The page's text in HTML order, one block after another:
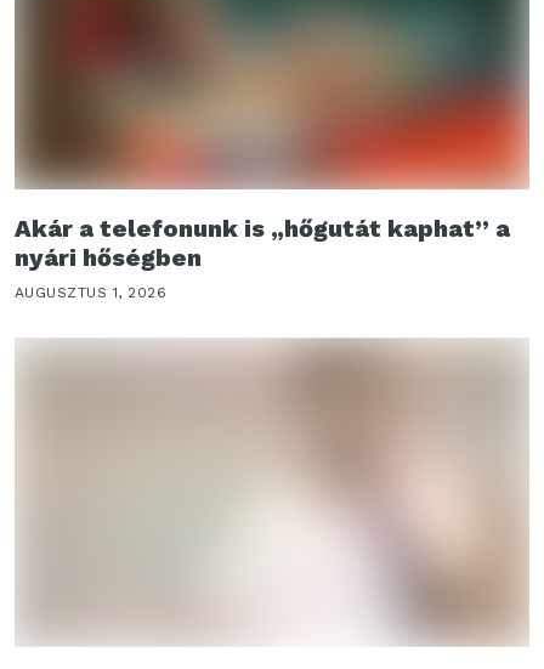
Akár a telefonunk is „hőgutát kaphat” a
nyári hőségben
AUGUSZTUS 1, 2026